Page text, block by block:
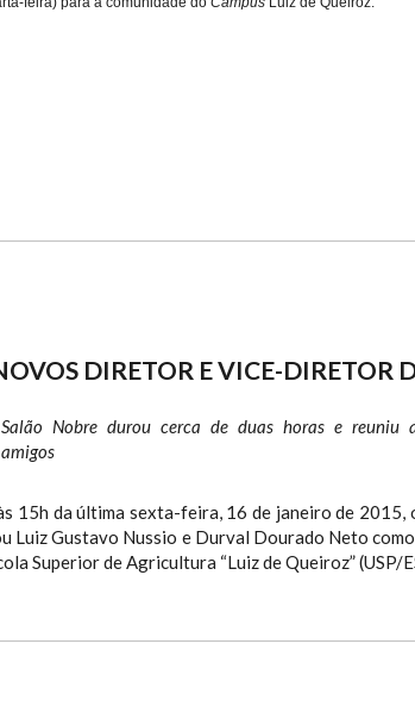
DIRETOR E VICE-DIRETOR
Nobre durou cerca de duas horas e reuniu
15h da última sexta-feira, 16 de janeiro de 2015,
Luiz Gustavo Nussio e Durval Dourado Neto
Superior de Agricultura “Luiz de Queiroz” (USP/